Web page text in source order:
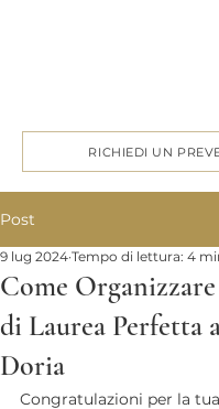
RICHIEDI UN
Post
Come
di Laurea Perfetta
Doria
9 lug 2024 Tempo di lettura: 4
Congratulazioni per la